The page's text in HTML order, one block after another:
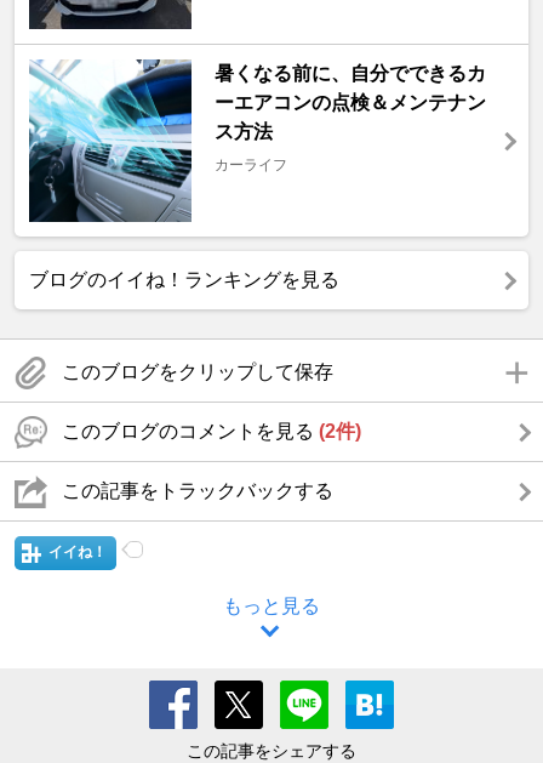
暑くなる前に、自分でできるカ
ーエアコンの点検＆メンテナン
ス方法
カーライフ
ブログのイイね！ランキングを見る
このブログをクリップして保存
このブログのコメントを見る (2件)
この記事をトラックバックする
イイね！
もっと見る
この記事をシェアする